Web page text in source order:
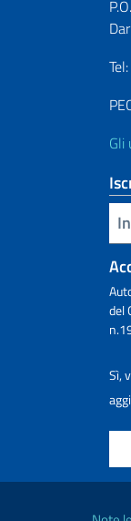
Tel:
Gli
Inserisci la tua email
del
Sì,